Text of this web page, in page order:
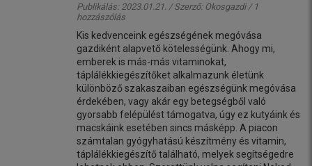
Publikálás: 2023.01.21. / Szerző: Okosgazdi / 1
hozzászólás
Kis kedvenceink egészségének megóvása
gazdiként alapvető kötelességünk. Ahogy mi,
emberek is más-más vitaminokat,
táplálékkiegészítőket alkalmazunk életünk
különböző szakaszaiban egészségünk megóvása
érdekében, vagy akár egy betegségből való
gyorsabb felépülést támogatva, úgy ez kutyáink és
macskáink esetében sincs másképp. A piacon
számtalan gyógyhatású készítmény és vitamin,
táplálékkiegészítő található, melyek segítségedre